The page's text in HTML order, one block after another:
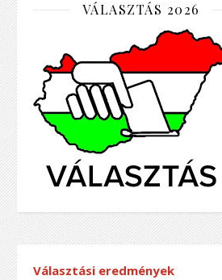
VÁLASZTÁS 2026
Választási eredmények